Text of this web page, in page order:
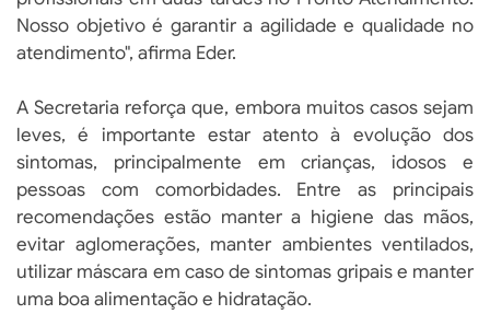
Nosso objetivo é garantir a agilidade e qualidade no
atendimento", afirma Eder.
A Secretaria reforça que, embora muitos casos sejam
leves, é importante estar atento à evolução dos
sintomas, principalmente em crianças, idosos e
pessoas com comorbidades. Entre as principais
recomendações estão manter a higiene das mãos,
evitar aglomerações, manter ambientes ventilados,
utilizar máscara em caso de sintomas gripais e manter
uma boa alimentação e hidratação.